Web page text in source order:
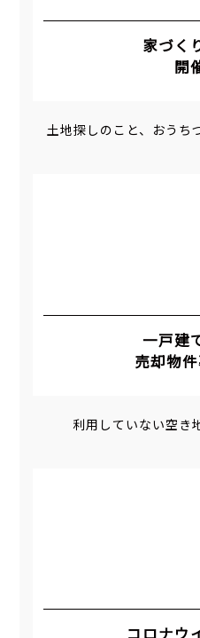
家づく
開
土地探しのこと、おうち
一戸建
売却物件
利用していない空き